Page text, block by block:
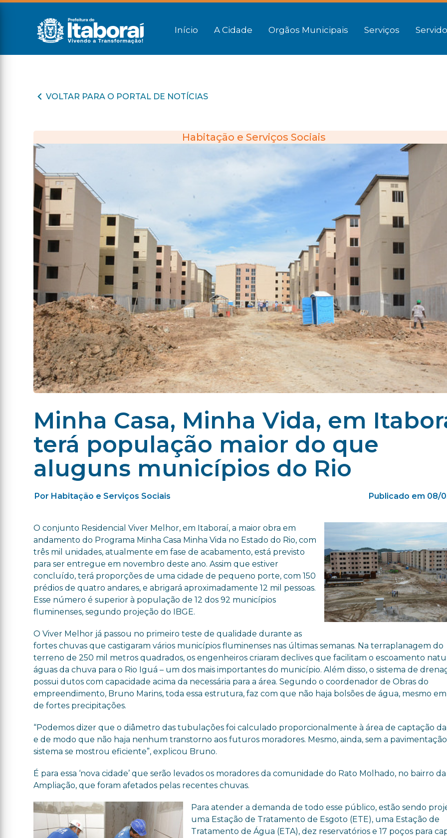
Início A Cidade Orgãos Municipais Serviços
VOLTAR PARA O PORTAL DE NOTÍCIAS
Habitação e Serviços Sociais
Minha Casa, Minha Vida, em
terá população maior do que
aluguns municípios do Rio
Por Habitação e Serviços Sociais Publicado em 08/
O conjunto Residencial Viver Melhor, em Itaboraí, a maior obra em
andamento do Programa Minha Casa Minha Vida no Estado do Rio, com
três mil unidades, atualmente em fase de acabamento, está previsto
para ser entregue em novembro deste ano. Assim que estiver
concluído, terá proporções de uma cidade de pequeno porte, com 150
prédios de quatro andares, e abrigará aproximadamente 12 mil pessoas.
Esse número é superior à população de 12 dos 92 municípios
fluminenses, segundo projeção do IBGE.
O Viver Melhor já passou no primeiro teste de qualidade durante as
fortes chuvas que castigaram vários municípios fluminenses nas últimas semanas. Na terraplanagem do
terreno de 250 mil metros quadrados, os engenheiros criaram declives que facilitam o escoamento
águas da chuva para o Rio Iguá – um dos mais importantes do município. Além disso, o sistema de
possui dutos com capacidade acima da necessária para a área. Segundo o coordenador de Obras do
empreendimento, Bruno Marins, toda essa estrutura, faz com que não haja bolsões de água, mesmo em
de fortes precipitações.
“Podemos dizer que o diâmetro das tubulações foi calculado proporcionalmente à área de captação
e de modo que não haja nenhum transtorno aos futuros moradores. Mesmo, ainda, sem a
sistema se mostrou eficiente”, explicou Bruno.
É para essa ‘nova cidade’ que serão levados os moradores da comunidade do Rato Molhado, no bairro da
Ampliação, que foram afetados pelas recentes chuvas.
Para atender a demanda de todo esse público, estão sendo
uma Estação de Tratamento de Esgoto (ETE), uma Estação de
Tratamento de Água (ETA), dez reservatórios e 17 poços para